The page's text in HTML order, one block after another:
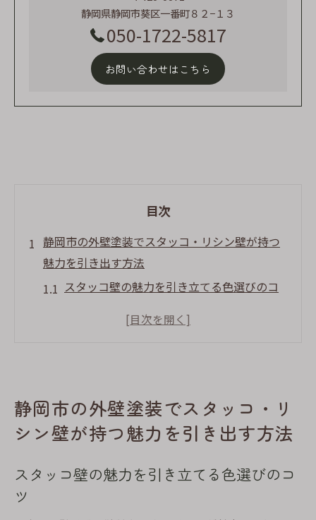
静岡県静岡市葵区一番町８２−１３
050-1722-5817
お問い合わせはこちら
目次
静岡市の外壁塗装でスタッコ・リシン壁が持つ
魅力を引き出す方法
スタッコ壁の魅力を引き立てる色選びのコ
リシン壁に最適な下地処理方法
静岡市の気候に合ったスタッコ壁のメンテ
ナンス
リシン壁の美しさを長持ちさせるためのヒ
ント
静岡市の外壁塗装でスタッコ・リ
シン壁が持つ魅力を引き出す方法
スタッコ壁の魅力を引き立てる色選びのコ
ツ